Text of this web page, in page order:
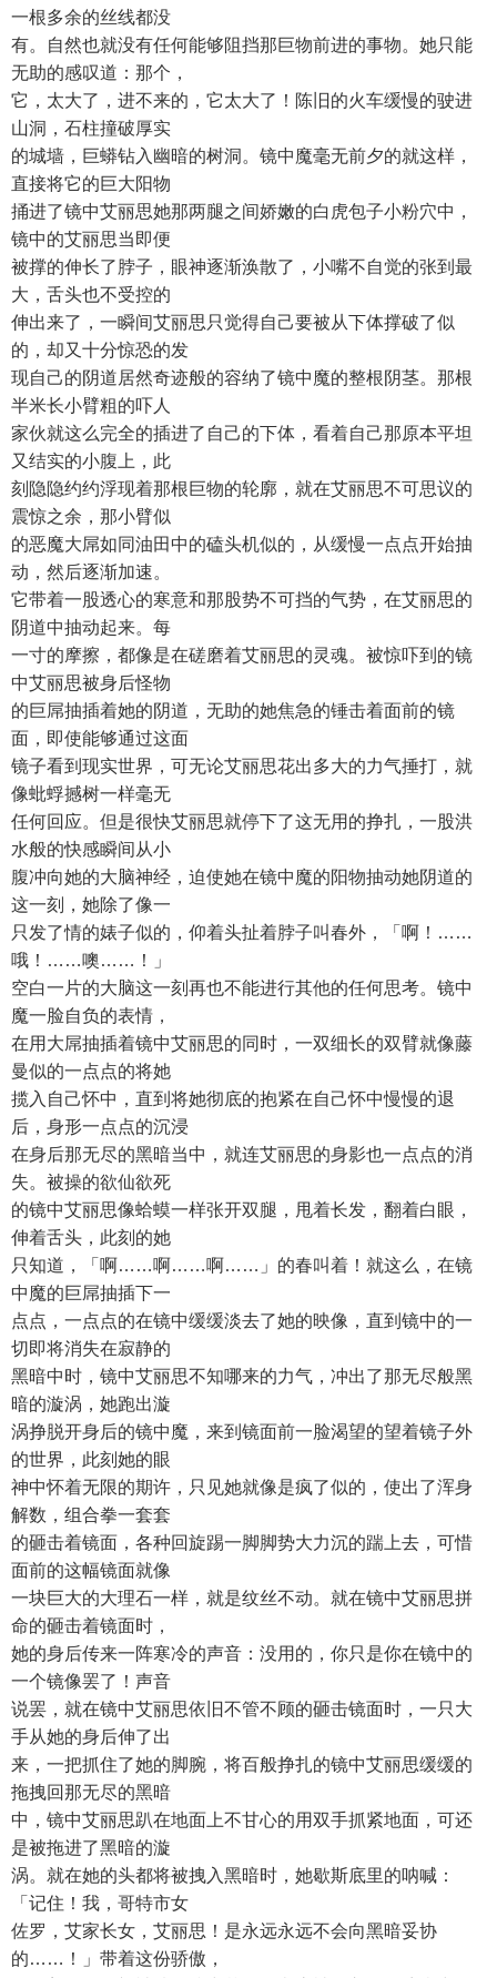
一根多余的丝线都没
有。自然也就没有任何能够阻挡那巨物前进的事物。她只能
无助的感叹道：那个，
它，太大了，进不来的，它太大了！陈旧的火车缓慢的驶进
山洞，石柱撞破厚实
的城墙，巨蟒钻入幽暗的树洞。镜中魔毫无前夕的就这样，
直接将它的巨大阳物
捅进了镜中艾丽思她那两腿之间娇嫩的白虎包子小粉穴中，
镜中的艾丽思当即便
被撑的伸长了脖子，眼神逐渐涣散了，小嘴不自觉的张到最
大，舌头也不受控的
伸出来了，一瞬间艾丽思只觉得自己要被从下体撑破了似
的，却又十分惊恐的发
现自己的阴道居然奇迹般的容纳了镜中魔的整根阴茎。那根
半米长小臂粗的吓人
家伙就这么完全的插进了自己的下体，看着自己那原本平坦
又结实的小腹上，此
刻隐隐约约浮现着那根巨物的轮廓，就在艾丽思不可思议的
震惊之余，那小臂似
的恶魔大屌如同油田中的磕头机似的，从缓慢一点点开始抽
动，然后逐渐加速。
它带着一股透心的寒意和那股势不可挡的气势，在艾丽思的
阴道中抽动起来。每
一寸的摩擦，都像是在磋磨着艾丽思的灵魂。被惊吓到的镜
中艾丽思被身后怪物
的巨屌抽插着她的阴道，无助的她焦急的锤击着面前的镜
面，即使能够通过这面
镜子看到现实世界，可无论艾丽思花出多大的力气捶打，就
像蚍蜉撼树一样毫无
任何回应。但是很快艾丽思就停下了这无用的挣扎，一股洪
水般的快感瞬间从小
腹冲向她的大脑神经，迫使她在镜中魔的阳物抽动她阴道的
这一刻，她除了像一
只发了情的婊子似的，仰着头扯着脖子叫春外，「啊！……
哦！……噢……！」
空白一片的大脑这一刻再也不能进行其他的任何思考。镜中
魔一脸自负的表情，
在用大屌抽插着镜中艾丽思的同时，一双细长的双臂就像藤
曼似的一点点的将她
揽入自己怀中，直到将她彻底的抱紧在自己怀中慢慢的退
后，身形一点点的沉浸
在身后那无尽的黑暗当中，就连艾丽思的身影也一点点的消
失。被操的欲仙欲死
的镜中艾丽思像蛤蟆一样张开双腿，甩着长发，翻着白眼，
伸着舌头，此刻的她
只知道，「啊……啊……啊……」的春叫着！就这么，在镜
中魔的巨屌抽插下一
点点，一点点的在镜中缓缓淡去了她的映像，直到镜中的一
切即将消失在寂静的
黑暗中时，镜中艾丽思不知哪来的力气，冲出了那无尽般黑
暗的漩涡，她跑出漩
涡挣脱开身后的镜中魔，来到镜面前一脸渴望的望着镜子外
的世界，此刻她的眼
神中怀着无限的期许，只见她就像是疯了似的，使出了浑身
解数，组合拳一套套
的砸击着镜面，各种回旋踢一脚脚势大力沉的踹上去，可惜
面前的这幅镜面就像
一块巨大的大理石一样，就是纹丝不动。就在镜中艾丽思拼
命的砸击着镜面时，
她的身后传来一阵寒冷的声音：没用的，你只是你在镜中的
一个镜像罢了！声音
说罢，就在镜中艾丽思依旧不管不顾的砸击镜面时，一只大
手从她的身后伸了出
来，一把抓住了她的脚腕，将百般挣扎的镜中艾丽思缓缓的
拖拽回那无尽的黑暗
中，镜中艾丽思趴在地面上不甘心的用双手抓紧地面，可还
是被拖进了黑暗的漩
涡。就在她的头都将被拽入黑暗时，她歇斯底里的呐喊：
「记住！我，哥特市女
佐罗，艾家长女，艾丽思！是永远永远不会向黑暗妥协
的……！」带着这份骄傲，